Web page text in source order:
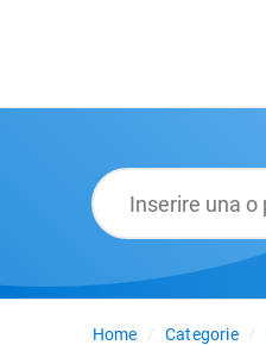
Home Categorie